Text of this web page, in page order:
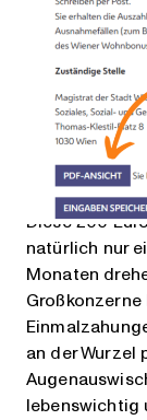
ob noch
Schluss wird
oder Post)
Infos zu
Diese 200
natürlich nur
Monaten
Großkonzerne
an der Wurzel
lebenswichtig